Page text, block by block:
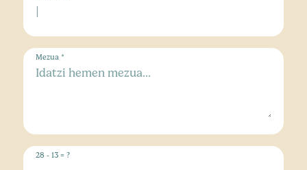
Mezua *
28 - 13 = ?